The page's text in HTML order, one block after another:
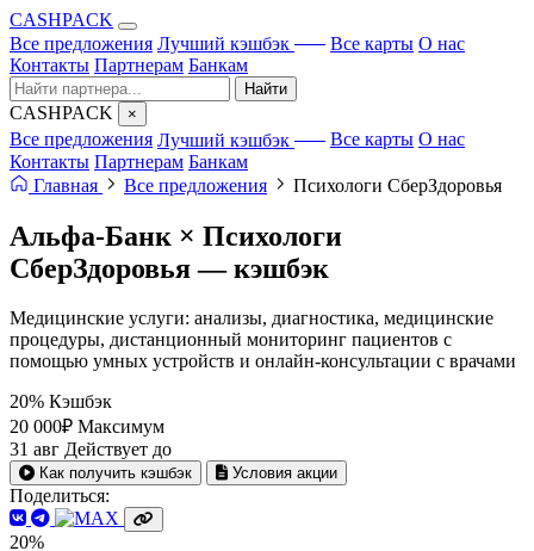
CASHPACK
Все предложения Лучший кэшбэк Все карты О нас
Контакты Партнерам Банкам
Найти
CASHPACK ×
Все предложения Лучший кэшбэк Все карты О нас
Контакты Партнерам Банкам
Главная
Все предложения Психологи СберЗдоровья
Альфа-Банк × Психологи
СберЗдоровья —кэшбэк
Медицинские услуги: анализы, диагностика, медицинские
процедуры, дистанционный мониторинг пациентов с
помощью умных устройств и онлайн-консультации с врачами
20% Кэшбэк
20 000₽ Максимум
31 авг Действует до
Как получить кэшбэк Условия акции
Поделиться:
20%